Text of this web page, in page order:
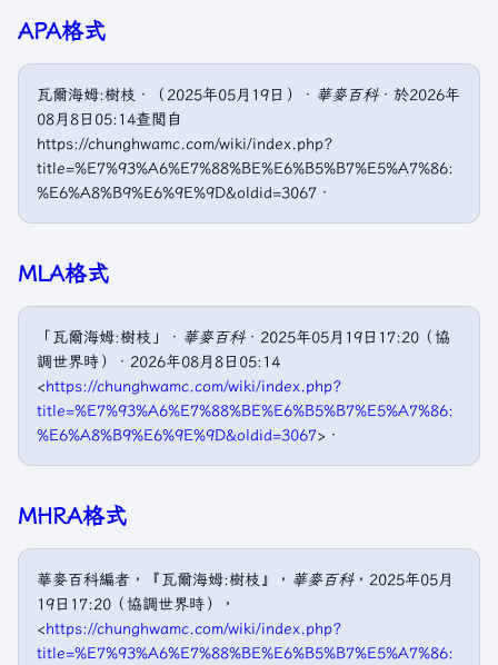
APA格式
瓦爾海姆:樹枝．（2025年05月19日）． 華麥百科．於2026年
08月8日05:14查閲自
https://chunghwamc.com/wiki/index.php?
title=%E7%93%A6%E7%88%BE%E6%B5%B7%E5%A7%86:
%E6%A8%B9%E6%9E%9D&oldid=3067．
MLA格式
「瓦爾海姆:樹枝」． 華麥百科．2025年05月19日17:20（協
調世界時）．2026年08月8日05:14
<https://chunghwamc.com/wiki/index.php?
title=%E7%93%A6%E7%88%BE%E6%B5%B7%E5%A7%86:
%E6%A8%B9%E6%9E%9D&oldid=3067>．
MHRA格式
華麥百科編者，『瓦爾海姆:樹枝』， 華麥百科，2025年05月
19日17:20（協調世界時），
<https://chunghwamc.com/wiki/index.php?
title=%E7%93%A6%E7%88%BE%E6%B5%B7%E5%A7%86: